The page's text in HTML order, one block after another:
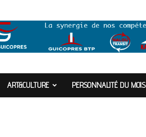
ART&CULTURE PERSONNALITÉ DU MOIS